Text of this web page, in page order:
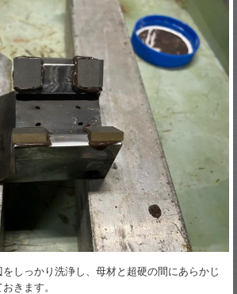
しっかり洗浄し、母材と超硬の間にあらかじ
きます。